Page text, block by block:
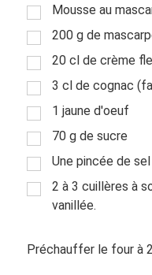
Mousse au
200 g de
20 cl de crème
3 cl de cognac
1 jaune d'oeuf
70 g de sucre
Une pincée de sel
2 à 3 cuillères à
vanillée.
Préchauffer le four à